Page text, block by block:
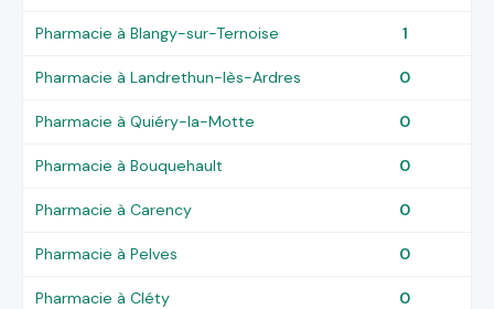
Pharmacie à Blangy-sur-Ternoise 1
Pharmacie à Landrethun-lès-Ardres 0
Pharmacie à Quiéry-la-Motte 0
Pharmacie à Bouquehault 0
Pharmacie à Carency 0
Pharmacie à Pelves 0
Pharmacie à Cléty 0